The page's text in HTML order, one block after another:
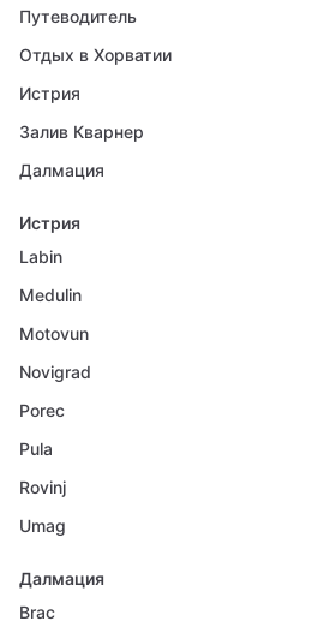
Путеводитель
Отдых в Хорватии
Истрия
Залив Кварнер
Далмация
Истрия
Labin
Medulin
Motovun
Novigrad
Porec
Pula
Rovinj
Umag
Далмация
Brac